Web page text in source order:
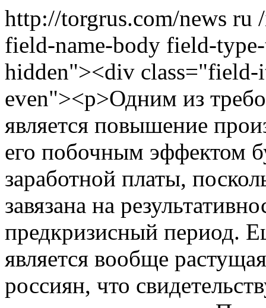
http://torgrus.com/news ru
field-name-body field-
hidden"><div
even"><p>Одним из
является повышение
его побочным эффектом
заработной платы,
завязана на
предкризисный период.
является вообще
россиян, что